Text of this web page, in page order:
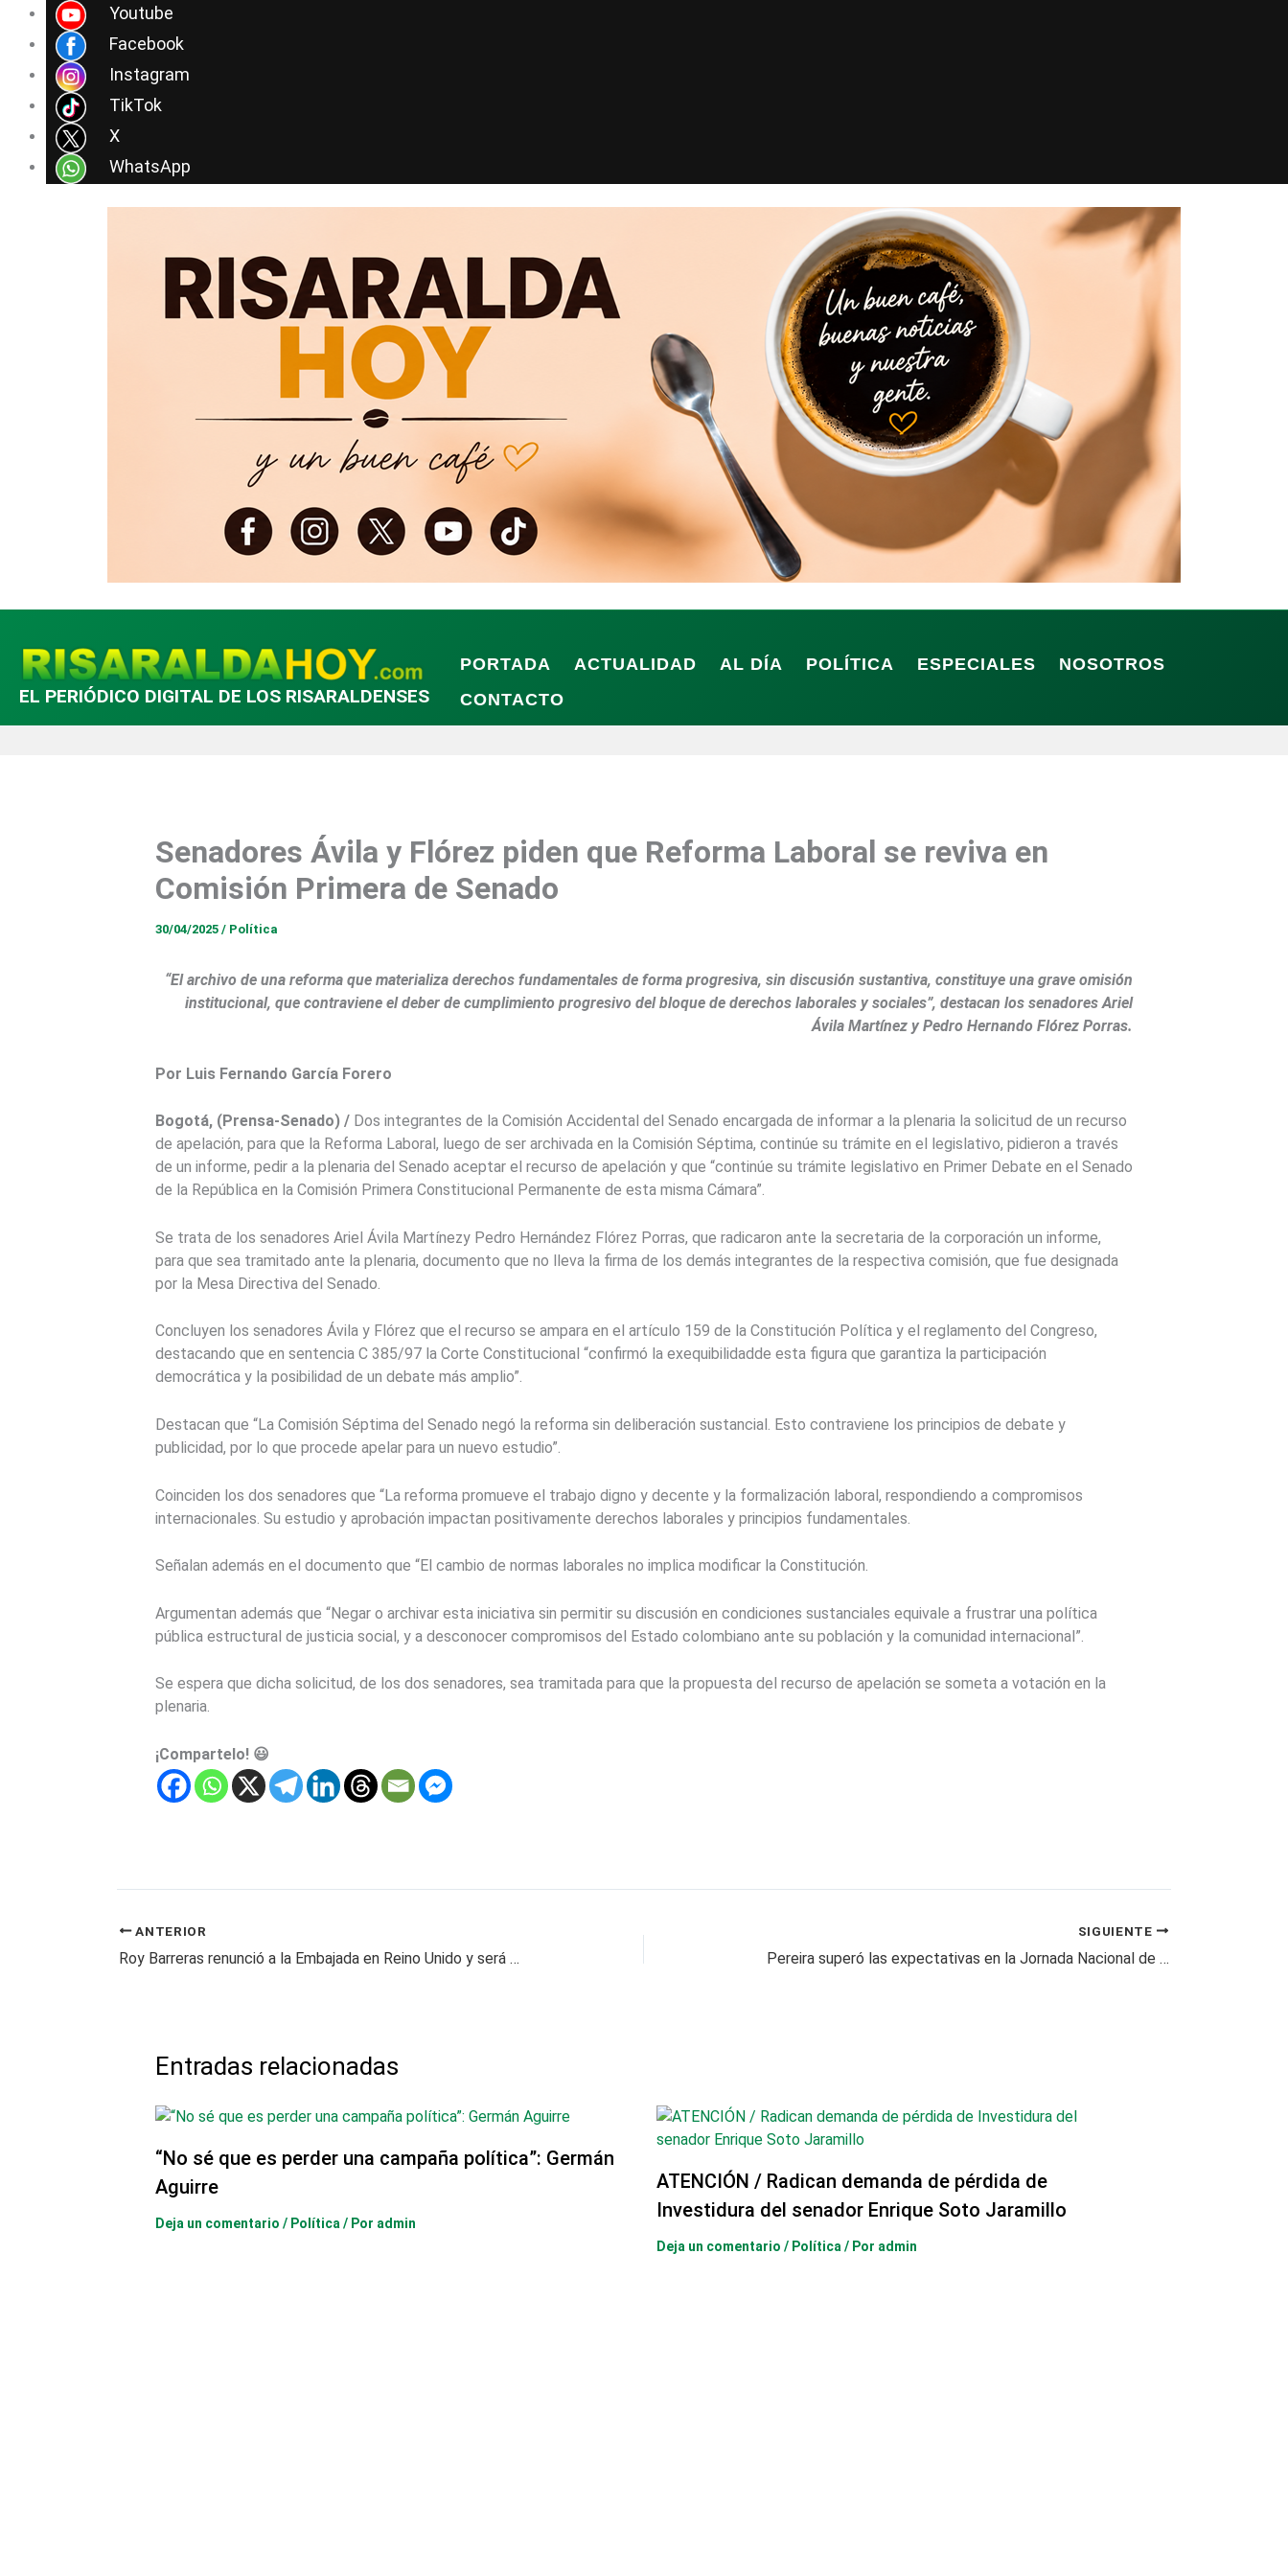
Youtube
Facebook
Instagram
TikTok
X
WhatsApp
contenido
EL PERIÓDICO DIGITAL DE LOS RISARALDENSES
PORTADA ACTUALIDAD AL DÍA POLÍTICA ESPECIALES
NOSOTROS
CONTACTO
Senadores Ávila y Flórez piden que Reforma Laboral se reviva en
Comisión Primera de Senado
30/04/2025 / Política
“El archivo de una reforma que materializa derechos fundamentales de forma progresiva, sin discusión sustantiva, constituye una grave omisión
institucional, que contraviene el deber de cumplimiento progresivo del bloque de derechos laborales y sociales”, destacan los senadores Ariel
Ávila Martínez y Pedro Hernando Flórez Porras.
Por Luis Fernando García Forero
Bogotá, (Prensa-Senado) / Dos integrantes de la Comisión Accidental del Senado encargada de informar a la plenaria la solicitud de un recurso
de apelación, para que la Reforma Laboral, luego de ser archivada en la Comisión Séptima, continúe su trámite en el legislativo, pidieron a través
de un informe, pedir a la plenaria del Senado aceptar el recurso de apelación y que “continúe su trámite legislativo en Primer Debate en el Senado
de la República en la Comisión Primera Constitucional Permanente de esta misma Cámara”.
Se trata de los senadores Ariel Ávila Martínezy Pedro Hernández Flórez Porras, que radicaron ante la secretaria de la corporación un informe,
para que sea tramitado ante la plenaria, documento que no lleva la firma de los demás integrantes de la respectiva comisión, que fue designada
por la Mesa Directiva del Senado.
Concluyen los senadores Ávila y Flórez que el recurso se ampara en el artículo 159 de la Constitución Política y el reglamento del Congreso,
destacando que en sentencia C 385/97 la Corte Constitucional “confirmó la exequibilidadde esta figura que garantiza la participación
democrática y la posibilidad de un debate más amplio”.
Destacan que “La Comisión Séptima del Senado negó la reforma sin deliberación sustancial. Esto contraviene los principios de debate y
publicidad, por lo que procede apelar para un nuevo estudio”.
Coinciden los dos senadores que “La reforma promueve el trabajo digno y decente y la formalización laboral, respondiendo a compromisos
internacionales. Su estudio y aprobación impactan positivamente derechos laborales y principios fundamentales.
Señalan además en el documento que “El cambio de normas laborales no implica modificar la Constitución.
Argumentan además que “Negar o archivar esta iniciativa sin permitir su discusión en condiciones sustanciales equivale a frustrar una política
pública estructural de justicia social, y a desconocer compromisos del Estado colombiano ante su población y la comunidad internacional”.
Se espera que dicha solicitud, de los dos senadores, sea tramitada para que la propuesta del recurso de apelación se someta a votación en la
plenaria.
¡Compartelo! 😃
ANTERIOR
Roy Barreras renunció a la Embajada en Reino Unido y será candidato presidencial
SIGUIENTE
Pereira superó las expectativas en la Jornada Nacional de Vacunación
Entradas relacionadas
“No sé que es perder una campaña política”: Germán
Aguirre
Deja un comentario / Política/ Por admin
ATENCIÓN / Radican demanda de pérdida de
Investidura del senador Enrique Soto Jaramillo
Deja un comentario / Política / Por admin